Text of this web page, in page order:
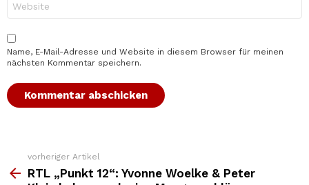
Name, E-Mail-Adresse und Website in diesem Browser für meinen
nächsten Kommentar speichern.
Weitere
Top
vorheriger Artikel
RTL „Punkt 12“: Yvonne Woelke & Peter